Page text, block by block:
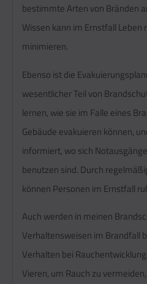
bestimmte Arten von Bränden
Wissen kann im Ernstfall
minimieren.
Ebenso ist die
wesentlicher Teil von
lernen, wie sie im Falle eines
Gebäude evakuieren können,
informiert, wo sich
benutzen sind. Durch
können Personen im Ernstfall
Auch werden in meinen
Verhaltensweisen im Brandfall
Verhalten bei
Vieren, um Rauch zu